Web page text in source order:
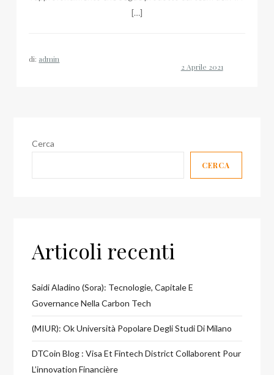
[…]
di: admin
Cerca
CERCA
Articoli recenti
Saidi Aladino (Sora): Tecnologie, Capitale E
Governance Nella Carbon Tech
(MIUR): Ok Università Popolare Degli Studi Di Milano
DTCoin Blog : Visa Et Fintech District Collaborent Pour
L’innovation Financière